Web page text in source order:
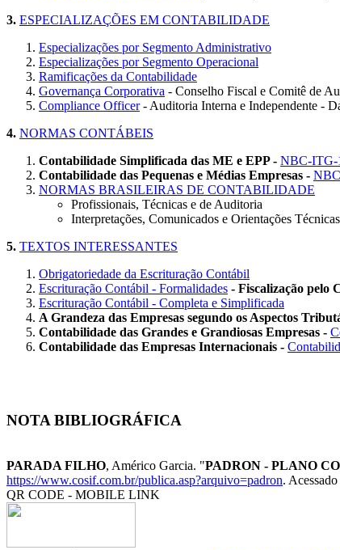
3. ESPECIALIZAÇÕES EM CONTABILIDADE
Especializações por Segmento Administrativo
Especializações por Segmento Operacional
Ramificações da Contabilidade
Governança Corporativa - Conselho Fiscal e Comitê de
Compliance Officer- Auditoria Interna e Independente -
4. NORMAS CONTÁBEIS
Contabilidade Simplificada das ME e EPP - NBC-ITG-
Contabilidade das Pequenas e Médias Empresas -
NORMAS BRASILEIRAS DE CONTABILIDADE
Profissionais, Técnicas e de Auditoria
Interpretações, Comunicados e Orientações Técnicas
5. TEXTOS INTERESSANTES
Obrigatoriedade da Escrituração Contábil
Escrituração Contábil - Formalidades - Fiscalização pelo
Escrituração Contábil - Completa e Simplificada
A Grandeza das Empresas segundo os Aspectos
Contabilidade das Grandes e Grandiosas Empresas -
Contabilidade das Empresas Internacionais -
NOTA BIBLIOGRÁFICA
PARADA FILHO, Américo Garcia. "PADRON - PLANO
https://www.cosif.com.br/publica.asp?arquivo=padron.
QR CODE - MOBILE LINK